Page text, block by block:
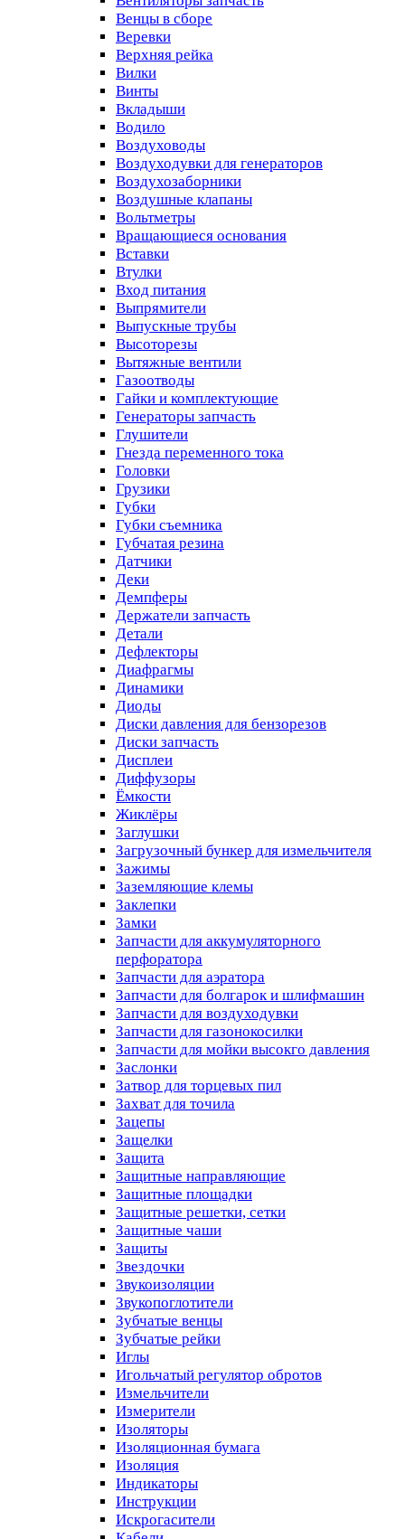
Венцы в сборе
Веревки
Верхняя рейка
Вилки
Винты
Вкладыши
Водило
Воздуховоды
Воздуходувки для генераторов
Воздухозаборники
Воздушные клапаны
Вольтметры
Вращающиеся основания
Вставки
Втулки
Вход питания
Выпрямители
Выпускные трубы
Высоторезы
Вытяжные вентили
Газоотводы
Гайки и комплектующие
Генераторы запчасть
Глушители
Гнезда переменного тока
Головки
Грузики
Губки
Губки съемника
Губчатая резина
Датчики
Деки
Демпферы
Держатели запчасть
Детали
Дефлекторы
Диафрагмы
Динамики
Диоды
Диски давления для бензорезов
Диски запчасть
Дисплеи
Диффузоры
Ёмкости
Жиклёры
Заглушки
Загрузочный бункер для измельчителя
Зажимы
Заземляющие клемы
Заклепки
Замки
Запчасти для аккумуляторного
перфоратора
Запчасти для аэратора
Запчасти для болгарок и шлифмашин
Запчасти для воздуходувки
Запчасти для газонокосилки
Запчасти для мойки высокго давления
Заслонки
Затвор для торцевых пил
Захват для точила
Зацепы
Защелки
Защита
Защитные направляющие
Защитные площадки
Защитные решетки, сетки
Защитные чаши
Защиты
Звездочки
Звукоизоляции
Звукопоглотители
Зубчатые венцы
Зубчатые рейки
Иглы
Игольчатый регулятор обротов
Измельчители
Измерители
Изоляторы
Изоляционная бумага
Изоляция
Индикаторы
Инструкции
Искрогасители